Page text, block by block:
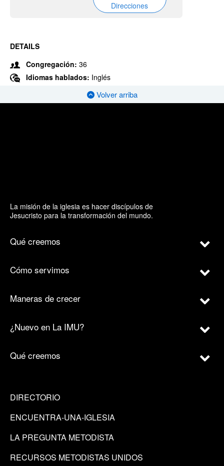
Direcciones
DETAILS
Congregación: 36
Idiomas hablados: Inglés
Volver arriba
La misión de la iglesia es hacer discípulos de
Jesucristo para la transformación del mundo.
Qué creemos
Cómo servimos
Maneras de crecer
¿Nuevo en La IMU?
Qué creemos
DIRECTORIO
ENCUENTRA-UNA-IGLESIA
LA PREGUNTA METODISTA
RECURSOS METODISTAS UNIDOS